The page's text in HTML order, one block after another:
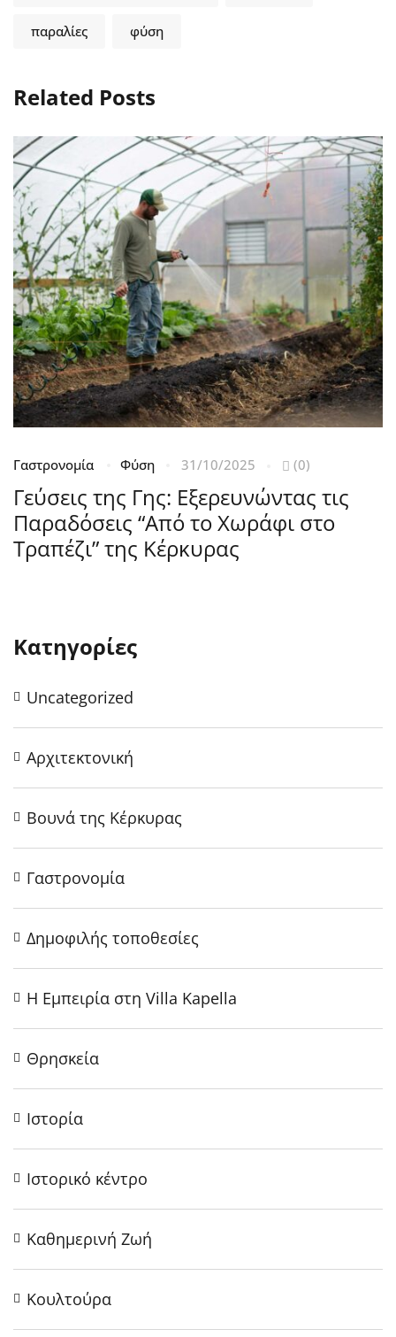
παραλίες φύση
Related Posts
Γαστρονομία Φύση 31/10/2025 (0)
Γεύσεις της Γης: Εξερευνώντας τις
Παραδόσεις “Από το Χωράφι στο
Τραπέζι” της Κέρκυρας
Κατηγορίες
Uncategorized
Αρχιτεκτονική
Βουνά της Κέρκυρας
Γαστρονομία
Δημοφιλής τοποθεσίες
Η Εμπειρία στη Villa Kapella
Θρησκεία
Ιστορία
Ιστορικό κέντρο
Καθημερινή Ζωή
Κουλτούρα